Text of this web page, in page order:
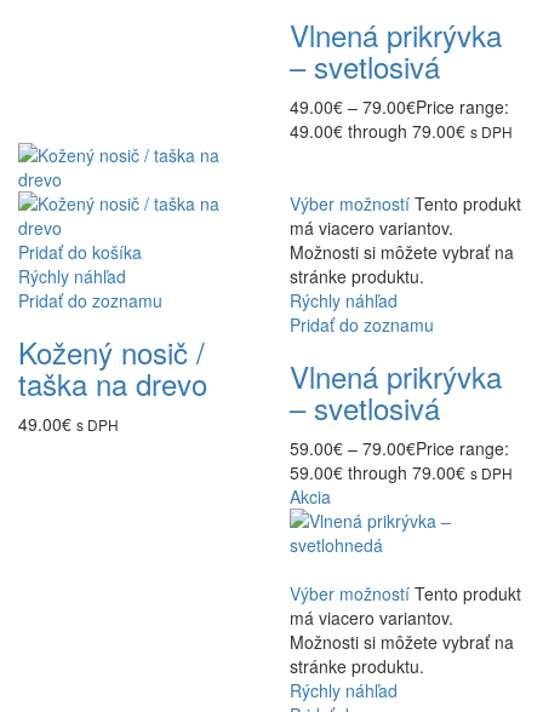
Vlnená prikrývka
– svetlosivá
49.00€ – 79.00€Price range:
49.00€ through 79.00€ s DPH
Pridať do košíka
Rýchly náhľad
Pridať do zoznamu
Kožený nosič /
taška na drevo
49.00€ s DPH
Výber možností Tento produkt
má viacero variantov.
Možnosti si môžete vybrať na
stránke produktu.
Rýchly náhľad
Pridať do zoznamu
Vlnená prikrývka
– svetlosivá
59.00€ – 79.00€Price range:
59.00€ through 79.00€ s DPH
Akcia
Výber možností Tento produkt
má viacero variantov.
Možnosti si môžete vybrať na
stránke produktu.
Rýchly náhľad